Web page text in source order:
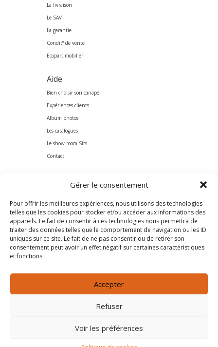
Gérer le consentement
Pour offrir les meilleures expériences, nous utilisons des technologies
telles que les cookies pour stocker et/ou accéder aux informations des
appareils. Le fait de consentir à ces technologies nous permettra de
traiter des données telles que le comportement de navigation ou les ID
uniques sur ce site. Le fait de ne pas consentir ou de retirer son
consentement peut avoir un effet négatif sur certaines caractéristiques
et fonctions.
Accepter
Refuser
Voir les préférences
La livraison
Le SAV
La garantie
Condit° de vente
Ecopart mobilier
Aide
Bien choisir son canapé
Expériences clients
Album photos
Les catalogues
Le show-room Sits
Contact
Professionnels
Nous suivre